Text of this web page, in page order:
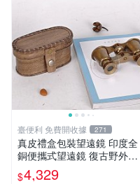
臺便利 免費開收據 271
真皮禮盒包裝望遠鏡 印度全
銅便攜式望遠鏡 復古野外送
禮贈品
$4,329